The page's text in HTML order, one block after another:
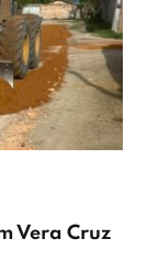
Vera Cruz